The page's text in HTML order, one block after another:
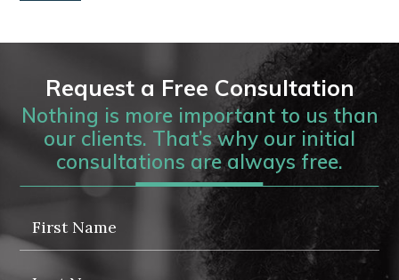
Request a Free Consultation
Nothing is more important to us than
our clients. That’s why our initial
consultations are always free.